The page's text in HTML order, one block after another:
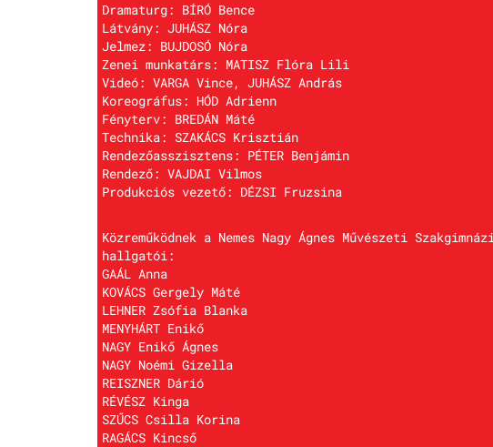
Dramaturg: BÍRÓ Bence
Látvány: JUHÁSZ Nóra
Jelmez: BUJDOSÓ Nóra
Zenei munkatárs: MATISZ Flóra Lili
Videó: VARGA Vince, JUHÁSZ András
Koreográfus: HÓD Adrienn
Fényterv: BREDÁN Máté
Technika: SZAKÁCS Krisztián
Rendezőasszisztens: PÉTER Benjámin
Rendező: VAJDAI Vilmos
Produkciós vezető: DÉZSI Fruzsina
Közreműködnek a Nemes Nagy Ágnes Művészeti
hallgatói:
GAÁL Anna
KOVÁCS Gergely Máté
LEHNER Zsófia Blanka
MENYHÁRT Enikő
NAGY Enikő Ágnes
NAGY Noémi Gizella
REISZNER Dárió
RÉVÉSZ Kinga
SZŰCS Csilla Korina
RAGÁCS Kincső